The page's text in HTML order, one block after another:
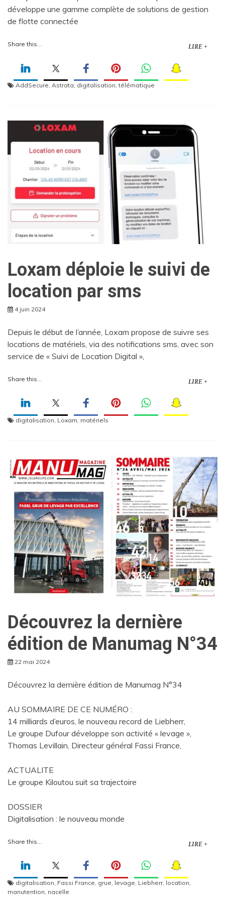
développe une gamme complète de solutions de gestion
de flotte connectée
Share this... LIRE +
AddSecure, Astrata, digitalisation,télématique
Loxam déploie le suivi de
location par sms
4 juin 2024
Depuis le début de l’année, Loxam propose de suivre ses
locations de matériels, via des notifications sms, avec son
service de « Suivi de Location Digital »,
Share this... LIRE +
digitalisation Loxam matériels
Découvrez la dernière
édition de Manumag N°34
22 mai 2024
Découvrez la dernière édition de Manumag N°34
AU SOMMAIRE DE CE NUMÉRO :
14 milliards d’euros, le nouveau record de Liebherr,
Le groupe Dufour développe son activité « levage »,
Thomas Levillain, Directeur général Fassi France,
ACTUALITE
Le groupe Kiloutou suit sa trajectoire
DOSSIER
Digitalisation : le nouveau monde
Share this... LIRE +
digitalisation Fassi France grue levage Liebherr, location
manutention nacelle